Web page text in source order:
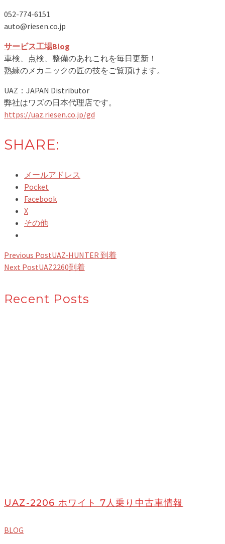
052-774-6151
auto@riesen.co.jp
サービス工場Blog
車検、点検、整備のあれこれを毎日更新！
熟練のメカニックの匠の技をご覧頂けます。
UAZ：JAPAN Distributor
弊社はワズの日本代理店です。
https://uaz.riesen.co.jp/gd
SHARE:
メールアドレス
Pocket
Facebook
X
その他
Previous PostUAZ-HUNTER 到着
Next PostUAZ2260到着
Recent Posts
UAZ-2206 ホワイト 7人乗り中古車情報
BLOG